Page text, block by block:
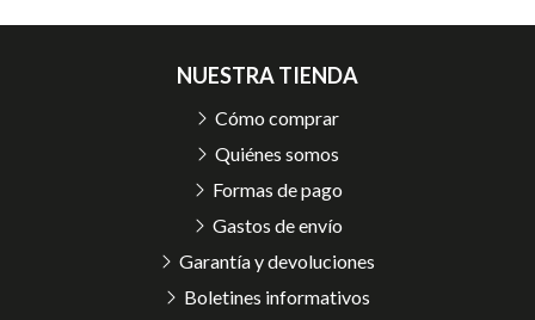
NUESTRA TIENDA
Cómo comprar
Quiénes somos
Formas de pago
Gastos de envío
Garantía y devoluciones
Boletines informativos